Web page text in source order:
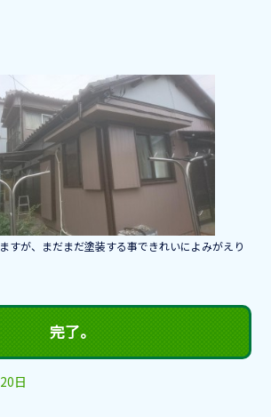
すが、まだまだ塗装する事できれいによみがえり
完了。
日